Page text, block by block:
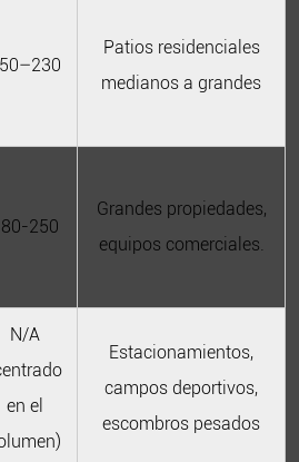
Patios residenciales
medianos a grandes
250
Grandes propiedades,
equipos comerciales.
N/A
en el
Estacionamientos,
campos deportivos,
escombros pesados